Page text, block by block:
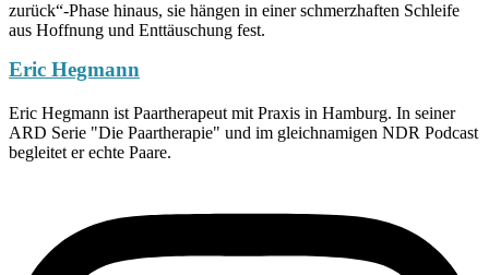
zurück“-Phase hinaus, sie hängen in einer schmerzhaften Schleife
aus Hoffnung und Enttäuschung fest.
Eric Hegmann
Eric Hegmann ist Paartherapeut mit Praxis in Hamburg. In seiner
ARD Serie "Die Paartherapie" und im gleichnamigen NDR Podcast
begleitet er echte Paare.